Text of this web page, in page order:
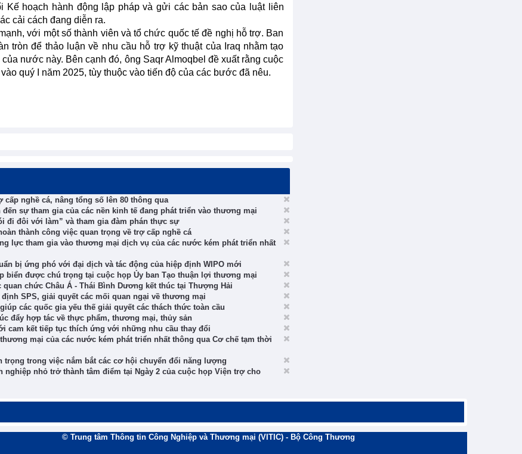
Kế hoạch hành động lập pháp và gửi các bản sao của luật liên
cải cách đang diễn ra.
với một số thành viên và tổ chức quốc tế đề nghị hỗ trợ. Ban
tròn để thảo luận về nhu cầu hỗ trợ kỹ thuật của Iraq nhằm tạo
nước này. Bên cạnh đó, ông Saqr Almoqbel đề xuất rằng cuộc
quý I năm 2025, tùy thuộc vào tiến độ của các bước đã nêu.
nghề cá, nâng tổng số lên 80 thông qua
sự tham gia của các nền kinh tế đang phát triển vào thương mại
đi đôi với làm” và tham gia đàm phán thực sự
thành công việc quan trọng về trợ cấp nghề cá
lực tham gia vào thương mại dịch vụ của các nước kém phát triển nhất
bị ứng phó với đại dịch và tác động của hiệp định WIPO mới
biển được chú trọng tại cuộc họp Ủy ban Tạo thuận lợi thương mại
chức Châu Á - Thái Bình Dương kết thúc tại Thượng Hải
SPS, giải quyết các mối quan ngại về thương mại
các quốc gia yếu thế giải quyết các thách thức toàn cầu
đẩy hợp tác về thực phẩm, thương mại, thủy sản
cam kết tiếp tục thích ứng với những nhu cầu thay đổi
mại của các nước kém phát triển nhất thông qua Cơ chế tạm thời
trọng trong việc nắm bắt các cơ hội chuyển đổi năng lượng
nhỏ trở thành tâm điểm tại Ngày 2 của cuộc họp Viện trợ cho
© Trung tâm Thông tin Công Nghiệp và Thương mại (VITIC) - Bộ Công Thương